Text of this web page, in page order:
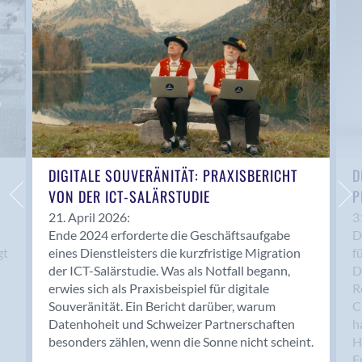
Anwil
Appenzell
Au SG
Baar
Baden
Balsthal
Balzers
Basel
Bassersdorf
Belp
Bendern
Benken (SG)
Bergdietikon
Berlin
Bern
Bern - Liebefeld
DIGITALE SOUVERÄNITÄT: PRAXISBERICHT
VON DER ICT-SALÄRSTUDIE
21. April 2026:
Ende 2024 erforderte die Geschäftsaufgabe
eines Dienstleisters die kurzfristige Migration
der ICT-Salärstudie. Was als Notfall begann,
erwies sich als Praxisbeispiel für digitale
Souveränität. Ein Bericht darüber, warum
Datenhoheit und Schweizer Partnerschaften
besonders zählen, wenn die Sonne nicht scheint.